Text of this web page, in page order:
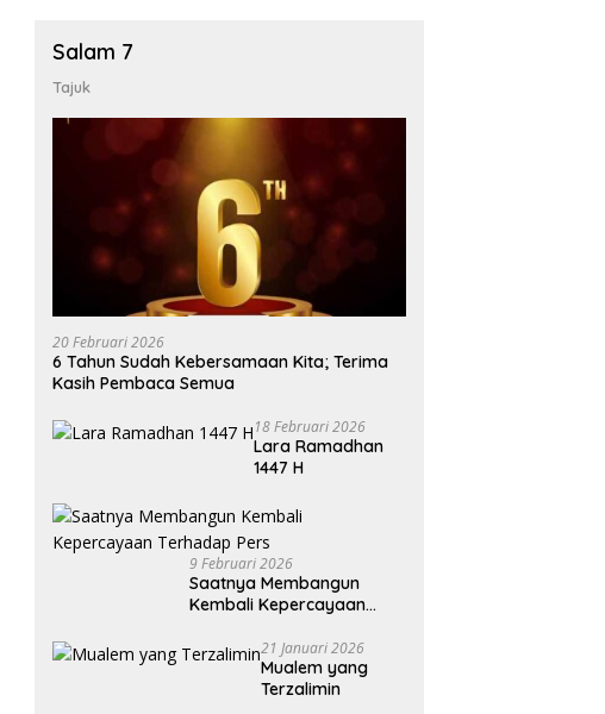
Salam 7
Tajuk
20 Februari 2026
6 Tahun Sudah Kebersamaan Kita; Terima
Kasih Pembaca Semua
18 Februari 2026
Lara Ramadhan
1447 H
9 Februari 2026
Saatnya Membangun
Kembali Kepercayaan
21 Januari 2026
Mualem yang
Terzalimin